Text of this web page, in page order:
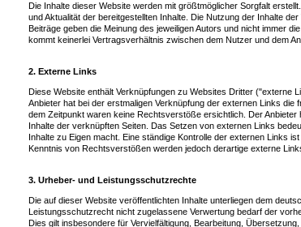
Die Inhalte dieser Website werden mit größtmöglicher Sorgfalt
und Aktualität der bereitgestellten Inhalte. Die Nutzung der Inhalte
Beiträge geben die Meinung des jeweiligen Autors und nicht immer
kommt keinerlei Vertragsverhältnis zwischen dem Nutzer und dem
2. Externe Links
Diese Website enthält Verknüpfungen zu Websites Dritter ("externe
Anbieter hat bei der erstmaligen Verknüpfung der externen Links
dem Zeitpunkt waren keine Rechtsverstöße ersichtlich. Der
Inhalte der verknüpften Seiten. Das Setzen von externen Links
Inhalte zu Eigen macht. Eine ständige Kontrolle der externen Links
Kenntnis von Rechtsverstößen werden jedoch derartige externe
3. Urheber- und Leistungsschutzrechte
Die auf dieser Website veröffentlichten Inhalte unterliegen dem
Leistungsschutzrecht nicht zugelassene Verwertung bedarf der
Dies gilt insbesondere für Vervielfältigung, Bearbeitung,